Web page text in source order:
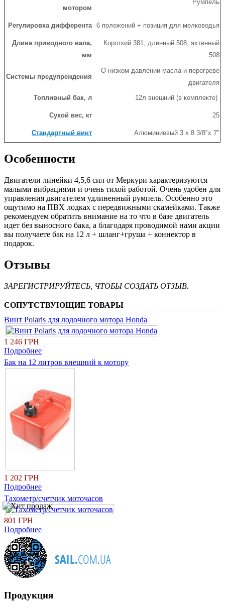
мотором
Румпель
Регулировка дифферента 6 положений + позиция для мелководья
Длина приводного вала,
мм
Короткий 381, длинный 508, яхтенный
508
Системы предупреждения
О низком давлении масла и перегреве
двигателя
Топливный бак, л
12л внешний (в комплекте)
Сухой вес, кг 25
Стандартный винт Алюминиевый 3 х 8 3/8"х 7"
Особенности
Двигатели линейки 4,5,6 сил от Меркури характеризуются
малыми вибрациями и очень тихой работой. Очень удобен для
управления двигателем удлиненный румпель. Особенно это
ощутимо на ПВХ лодках с передвижными скамейками. Также
рекомендуем обратить внимание на то что в базе двигатель
идет без выносного бака, а благодаря проводимой нами акции
вы получаете бак на 12 л + шланг+груша + коннектор в
подарок.
Отзывы
ЗАРЕГИСТРИРУЙТЕСЬ, ЧТОБЫ СОЗДАТЬ ОТЗЫВ.
СОПУТСТВУЮЩИЕ ТОВАРЫ
Винт Polaris для лодочного мотора Honda
1 246 ГРН
Подробнее
Бак на 12 литров внешний к мотору
1 202 ГРН
Подробнее
Тахометр/счетчик моточасов
801 ГРН
Подробнее
Продукция